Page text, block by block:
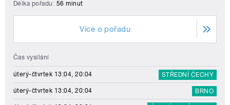
Délka pořadu: 56 minut
Více o pořadu
Čas vysílání
úterý-čtvrtek 13:04, 20:04 STŘEDNÍ ČECHY
úterý-čtvrtek 13:04, 20:04 BRNO